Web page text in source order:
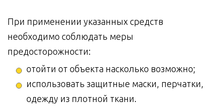
При применении указанных средств
необходимо соблюдать меры
предосторожности:
отойти от объекта насколько возможно;
использовать защитные маски, перчатки,
одежду из плотной ткани.